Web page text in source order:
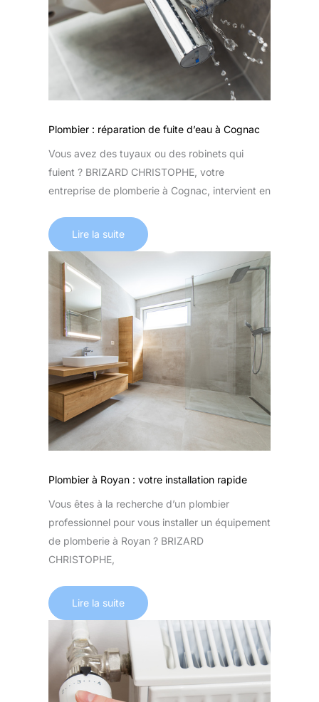
Plombier : réparation de fuite d’eau à Cognac
Vous avez des tuyaux ou des robinets qui
fuient ? BRIZARD CHRISTOPHE, votre
entreprise de plomberie à Cognac, intervient en
Lire la suite
Plombier à Royan : votre installation rapide
Vous êtes à la recherche d’un plombier
professionnel pour vous installer un équipement
de plomberie à Royan ? BRIZARD
CHRISTOPHE,
Lire la suite